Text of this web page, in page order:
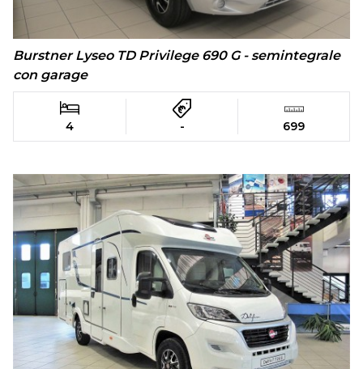
Burstner Lyseo TD Privilege 690 G - semintegrale
con garage
4 - 699